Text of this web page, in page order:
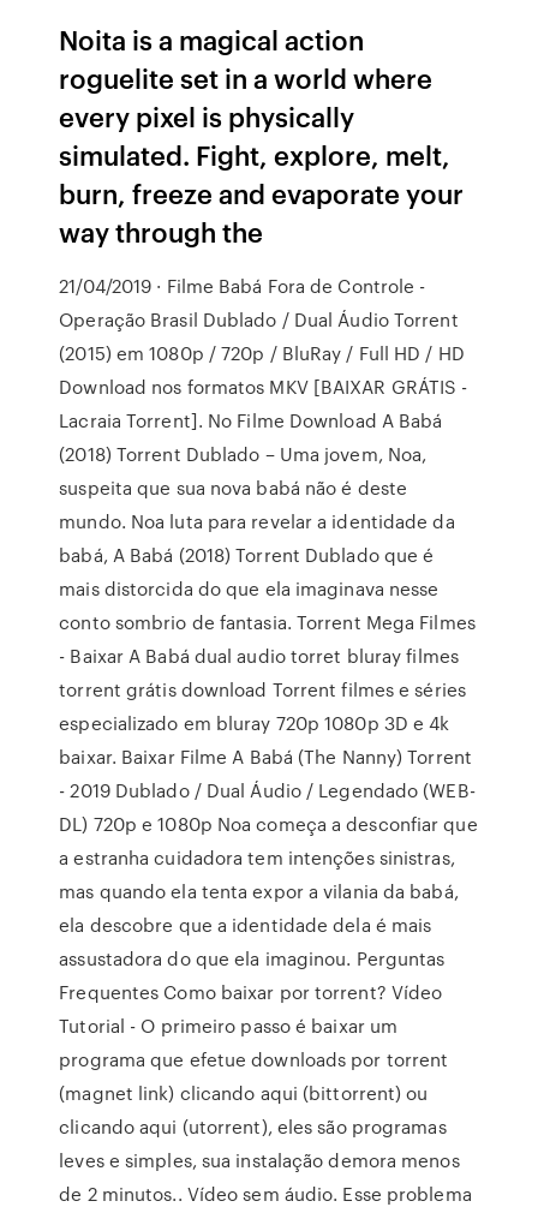
Noita is a magical action
roguelite set in a world where
every pixel is physically
simulated. Fight, explore, melt,
burn, freeze and evaporate your
way through the
21/04/2019 · Filme Babá Fora de Controle -
Operação Brasil Dublado / Dual Áudio Torrent
(2015) em 1080p / 720p / BluRay / Full HD / HD
Download nos formatos MKV [BAIXAR GRÁTIS -
Lacraia Torrent]. No Filme Download A Babá
(2018) Torrent Dublado – Uma jovem, Noa,
suspeita que sua nova babá não é deste
mundo. Noa luta para revelar a identidade da
babá, A Babá (2018) Torrent Dublado que é
mais distorcida do que ela imaginava nesse
conto sombrio de fantasia. Torrent Mega Filmes
- Baixar A Babá dual audio torret bluray filmes
torrent grátis download Torrent filmes e séries
especializado em bluray 720p 1080p 3D e 4k
baixar. Baixar Filme A Babá (The Nanny) Torrent
- 2019 Dublado / Dual Áudio / Legendado (WEB-
DL) 720p e 1080p Noa começa a desconfiar que
a estranha cuidadora tem intenções sinistras,
mas quando ela tenta expor a vilania da babá,
ela descobre que a identidade dela é mais
assustadora do que ela imaginou. Perguntas
Frequentes Como baixar por torrent? Vídeo
Tutorial - O primeiro passo é baixar um
programa que efetue downloads por torrent
(magnet link) clicando aqui (bittorrent) ou
clicando aqui (utorrent), eles são programas
leves e simples, sua instalação demora menos
de 2 minutos.. Vídeo sem áudio. Esse problema